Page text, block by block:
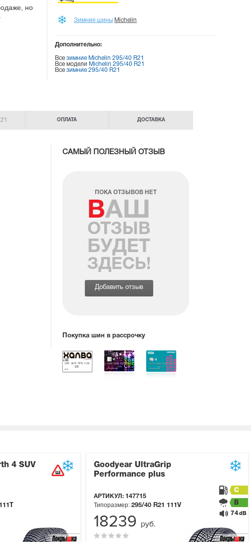
но
Зимние шины Michelin
Дополнительно:
Всезимние Michelin 295/40 R21
Все модели Michelin 295/40 R21
Всезимние 295/40 R21
21 ОПЛАТА ДОСТАВКА
САМЫЙ ПОЛЕЗНЫЙ ОТЗЫВ
ПОКА ОТЗЫВОВ НЕТ
ВАШ
ОТЗЫВ
БУДЕТ
ЗДЕСЬ!
Добавить отзыв
Покупка шин в рассрочку
4 SUV
111T
Goodyear UltraGrip
Performance plus
АРТИКУЛ: 147715
Типоразмер: 295/40 R21 111V
C
B
74dB
18239 руб.